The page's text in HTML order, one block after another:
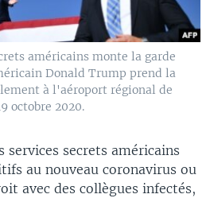
américains monte la garde
Donald Trump prend la
à l'aéroport régional de
octobre 2020.
services secrets américains
au nouveau coronavirus ou
avec des collègues infectés,